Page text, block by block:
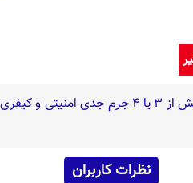
نظرات کاربران